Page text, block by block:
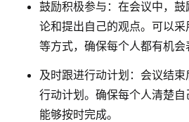
鼓励积极参与 ：在会议中，
论和提出自己的观点。可以
等方式，确保每个人都有机会
及时跟进行动计划 ：会议结
行动计划。确保每个人清楚
能够按时完成。